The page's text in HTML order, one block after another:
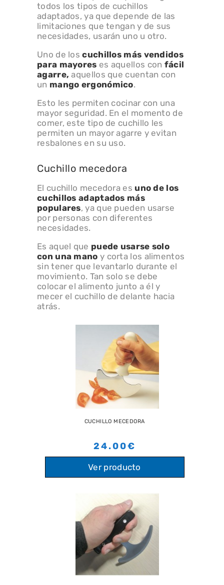
todos los tipos de cuchillos
adaptados, ya que depende de las
limitaciones que tengan y de sus
necesidades, usarán uno u otro.
Uno de loscuchillos más vendidos
para mayores es aquellos con fácil
agarre, aquellos que cuentan con
un mango ergonómico.
Esto les permiten cocinar con una
mayor seguridad. En el momento de
comer, este tipo de cuchillo les
permiten un mayor agarre y evitan
resbalones en su uso.
Cuchillo mecedora
El cuchillo mecedora es uno de los
cuchillos adaptados más
populares, ya que pueden usarse
por personas con diferentes
necesidades.
Es aquel que puede usarse solo
con una mano y corta los alimentos
sin tener que levantarlo durante el
movimiento. Tan solo se debe
colocar el alimento junto a él y
mecer el cuchillo de delante hacia
atrás.
CUCHILLO MECEDORA
24.00€
Ver producto